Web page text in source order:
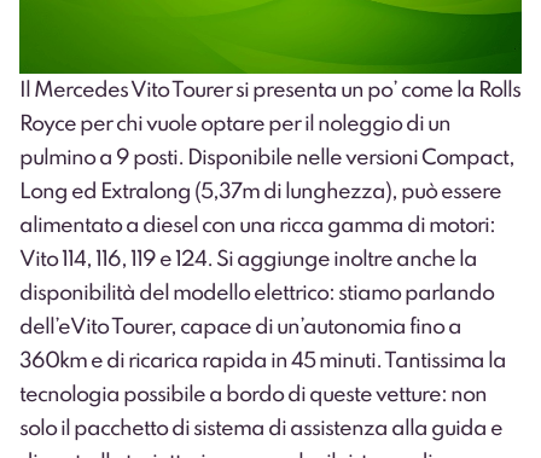
Mercedes Vito Tourersi presenta un po’ come la Rolls
Royce per chi vuole optare per il noleggio di un
pulmino a 9 posti. Disponibile nelle versioni Compact,
Long ed Extralong (5,37m di lunghezza), può essere
alimentato a diesel con una ricca gamma di motori:
Vito 114, 116, 119 e 124. Si aggiunge inoltre anche la
disponibilità del modello elettrico: stiamo parlando
dell’eVito Tourer, capace di un’autonomia fino a
360km e di ricarica rapida in 45 minuti. Tantissima la
tecnologia possibile a bordo di queste vetture: non
solo il pacchetto di sistema di assistenza alla guida e